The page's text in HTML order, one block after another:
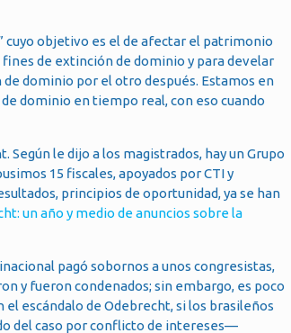
cuyo objetivo es el de afectar el patrimonio
de extinción de dominio y para develar
dominio por el otro después. Estamos en
dominio en tiempo real, con eso cuando
le dijo a los magistrados, hay un Grupo
15 fiscales, apoyados por CTI y
principios de oportunidad, ya se han
un año y medio de anuncios sobre la
pagó sobornos a unos congresistas,
y fueron condenados; sin embargo, es poco
escándalo de Odebrecht, si los brasileños
del caso por conflicto de intereses—